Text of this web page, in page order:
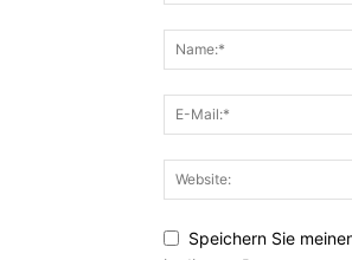
Speichern Sie